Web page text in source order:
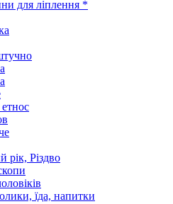
для ліплення *
рік, Різдво
їда, напитки